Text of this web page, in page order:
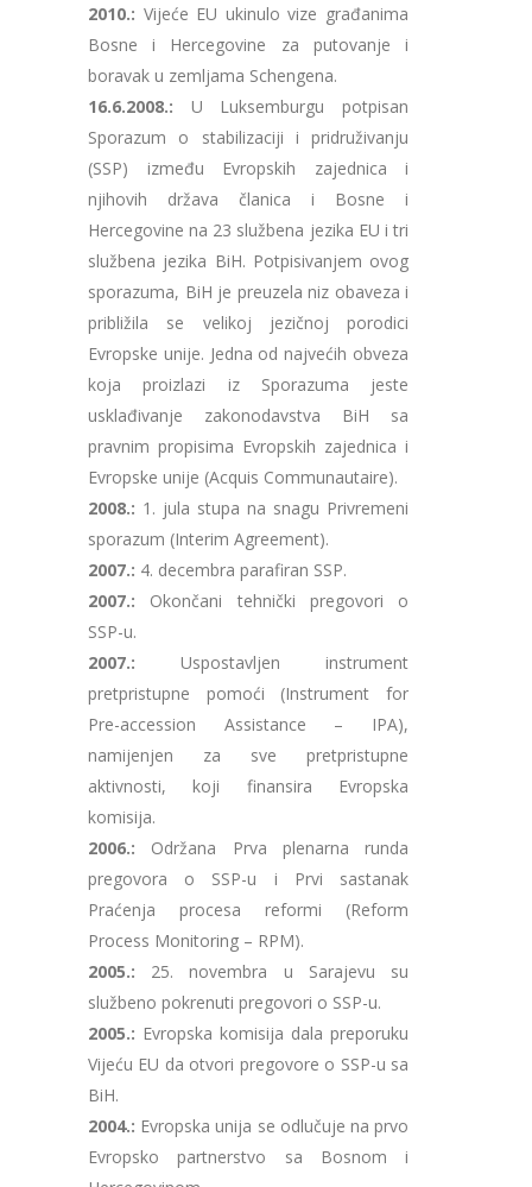
2010.: Vijeće EU ukinulo vize građanima
Bosne i Hercegovine za putovanje i
boravak u zemljama Schengena.
16.6.2008.: U Luksemburgu potpisan
Sporazum o stabilizaciji i pridruživanju
(SSP) između Evropskih zajednica i
njihovih država članica i Bosne i
Hercegovine na 23 službena jezika EU i tri
službena jezika BiH. Potpisivanjem ovog
sporazuma, BiH je preuzela niz obaveza i
približila se velikoj jezičnoj porodici
Evropske unije. Jedna od najvećih obveza
koja proizlazi iz Sporazuma jeste
usklađivanje zakonodavstva BiH sa
pravnim propisima Evropskih zajednica i
Evropske unije (Acquis Communautaire).
2008.: 1. jula stupa na snagu Privremeni
sporazum (Interim Agreement).
2007.: 4. decembra parafiran SSP.
2007.: Okončani tehnički pregovori o
SSP-u.
2007.: Uspostavljen instrument
pretpristupne pomoći (Instrument for
Pre-accession Assistance – IPA),
namijenjen za sve pretpristupne
aktivnosti, koji finansira Evropska
komisija.
2006.: Održana Prva plenarna runda
pregovora o SSP-u i Prvi sastanak
Praćenja procesa reformi (Reform
Process Monitoring – RPM).
2005.: 25. novembra u Sarajevu su
službeno pokrenuti pregovori o SSP-u.
2005.: Evropska komisija dala preporuku
Vijeću EU da otvori pregovore o SSP-u sa
BiH.
2004.: Evropska unija se odlučuje na prvo
Evropsko partnerstvo sa Bosnom i